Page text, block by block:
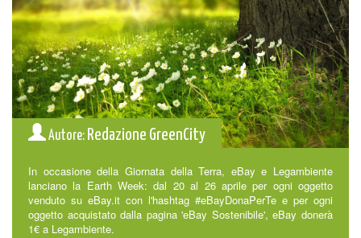
Autore: Redazione GreenCity
In occasione della Giornata della Terra, eBay e Legambiente
lanciano la Earth Week: dal 20 al 26 aprile per ogni oggetto
venduto su eBay.it con l'hashtag #eBayDonaPerTe e per ogni
oggetto acquistato dalla pagina 'eBay Sostenibile', eBay donerà
1€ a Legambiente.